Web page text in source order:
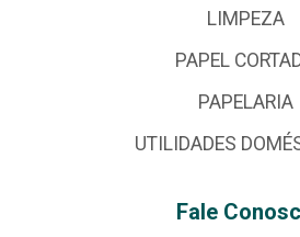
LIMPEZA
PAPEL
PAPELARIA
UTILIDADES
Fale